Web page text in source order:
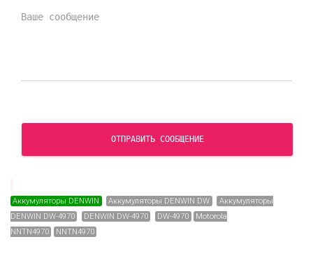
ОТПРАВИТЬ СООБЩЕНИЕ
Аккумуляторы DENWIN Аккумуляторы DENWIN DW
Аккумуляторы
DENWIN DW-4970
DENWIN DW-4970 DW-4970
Motorola
NNTN4970
NNTN4970